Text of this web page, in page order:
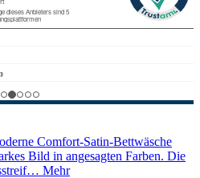
Comfort-Satin-Bettwäsche
Bild in angesagten Farben. Die
Mehr